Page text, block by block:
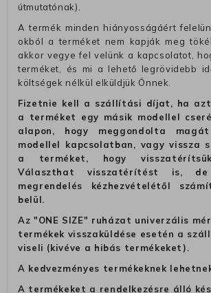
útmutatónak).
A termék minden hiányosságáért
okból a terméket nem kapják meg
akkor vegye fel velünk a kapcsolatot,
terméket, és mi a lehető legrövidebb
költségek nélkül elküldjük Önnek.
Fizetnie kell a szállítási díjat, ha azt
a terméket egy másik modellel
alapon, hogy meggondolta
modellel kapcsolatban, vagy vissza
a terméket, hogy
Választhat visszatérítést is,
megrendelés kézhezvételétől
belül.
Az "ONE SIZE" ruházat univerzális
termékek visszaküldése esetén a
viseli (kivéve a hibás termékeket).
A kedvezményes termékeknek
A termékeket a rendelkezésre álló